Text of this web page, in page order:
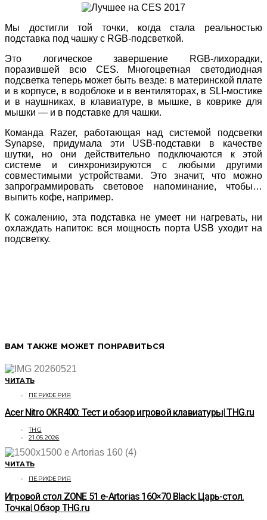
Мы достигли той точки, когда стала реальностью
подставка под чашку с RGB-подсветкой.
Это логическое завершение RGB-лихорадки,
поразившей вcю CES. Многоцветная светодиодная
подсветка теперь может быть везде: в материнской плате
и в корпусе, в водоблоке и в вентиляторах, в SLI-мостике
и в наушниках, в клавиатуре, в мышке, в коврике для
мышки — и в подставке для чашки.
Команда Razer, работающая над системой подсветки
Synapse, придумала эти USB-подставки в качестве
шутки, но они действительно подключаются к этой
системе и синхронизируются с любыми другими
совместимыми устройствами. Это значит, что можно
запрограммировать световое напоминание, чтобы…
выпить кофе, например.
К сожалению, эта подставка не умеет ни нагревать, ни
охлаждать напиток: вся мощность порта USB уходит на
подсветку.
ВАМ ТАКЖЕ МОЖЕТ ПОНРАВИТЬСЯ
ЧИТАТЬ
ПЕРИФЕРИЯ
Acer Nitro OKR400: Тест и обзор игровой клавиатуры| THG.ru
THG
21.05.2026
ЧИТАТЬ
ПЕРИФЕРИЯ
Игровой стол ZONE 51 e-Artorias 160×70 Black: Царь-стол.
Точка| Обзор THG.ru